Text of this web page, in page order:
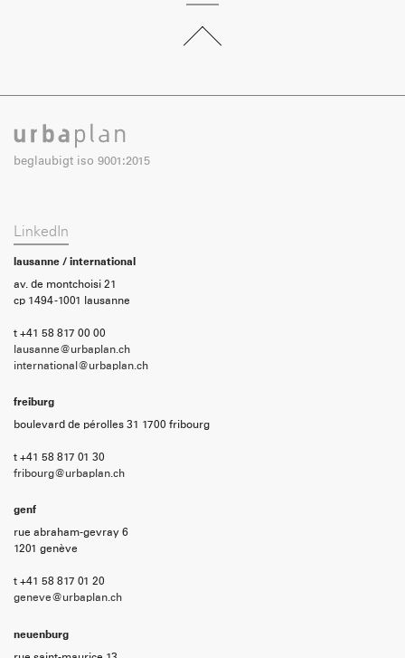
beglaubigt iso 9001:2015
LinkedIn
lausanne / international
av. de montchoisi 21
cp 1494 -1001 lausanne
t +41 58 817 00 00
lausanne@urbaplan.ch
international@urbaplan.ch
freiburg
boulevard de pérolles 31 1700 fribourg
t +41 58 817 01 30
fribourg@urbaplan.ch
genf
rue abraham-gevray 6
1201 genève
t +41 58 817 01 20
geneve@urbaplan.ch
neuenburg